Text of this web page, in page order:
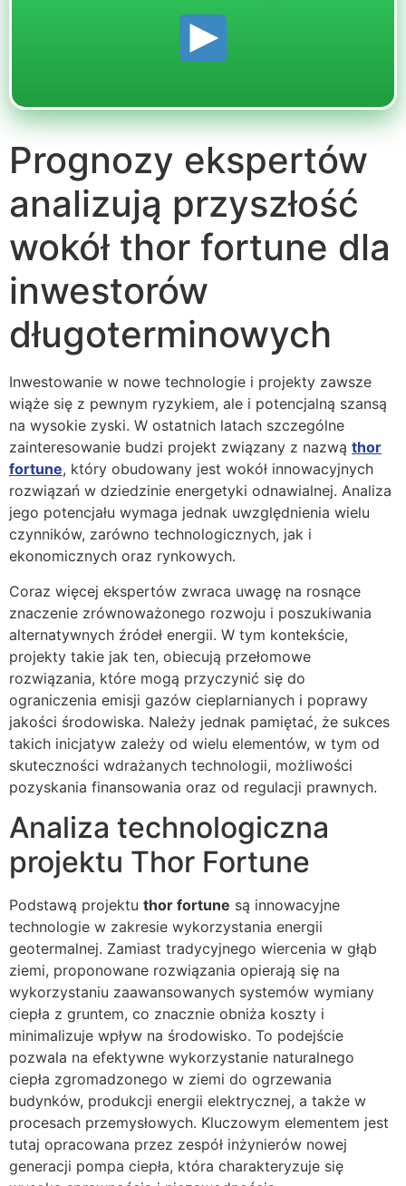
Prognozy ekspertów
analizują przyszłość
wokół thor fortune dla
inwestorów
długoterminowych
Inwestowanie w nowe technologie i projekty zawsze
wiąże się z pewnym ryzykiem, ale i potencjalną szansą
na wysokie zyski. W ostatnich latach szczególne
zainteresowanie budzi projekt związany z nazwą thor
fortune, który obudowany jest wokół innowacyjnych
rozwiązań w dziedzinie energetyki odnawialnej. Analiza
jego potencjału wymaga jednak uwzględnienia wielu
czynników, zarówno technologicznych, jak i
ekonomicznych oraz rynkowych.
Coraz więcej ekspertów zwraca uwagę na rosnące
znaczenie zrównoważonego rozwoju i poszukiwania
alternatywnych źródeł energii. W tym kontekście,
projekty takie jak ten, obiecują przełomowe
rozwiązania, które mogą przyczynić się do
ograniczenia emisji gazów cieplarnianych i poprawy
jakości środowiska. Należy jednak pamiętać, że sukces
takich inicjatyw zależy od wielu elementów, w tym od
skuteczności wdrażanych technologii, możliwości
pozyskania finansowania oraz od regulacji prawnych.
Analiza technologiczna
projektu Thor Fortune
Podstawą projektu thor fortune są innowacyjne
technologie w zakresie wykorzystania energii
geotermalnej. Zamiast tradycyjnego wiercenia w głąb
ziemi, proponowane rozwiązania opierają się na
wykorzystaniu zaawansowanych systemów wymiany
ciepła z gruntem, co znacznie obniża koszty i
minimalizuje wpływ na środowisko. To podejście
pozwala na efektywne wykorzystanie naturalnego
ciepła zgromadzonego w ziemi do ogrzewania
budynków, produkcji energii elektrycznej, a także w
procesach przemysłowych. Kluczowym elementem jest
tutaj opracowana przez zespół inżynierów nowej
generacji pompa ciepła, która charakteryzuje się